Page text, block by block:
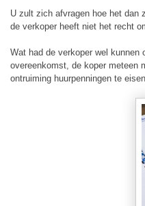
U zult zich afvragen hoe het dan
de verkoper heeft niet het recht
Wat had de verkoper wel kunnen
overeenkomst, de koper meteen
ontruiming huurpenningen te